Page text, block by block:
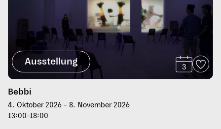
Ausstellung 3
Bebbi
4. Oktober 2026 - 8. November 2026
13:00-18:00